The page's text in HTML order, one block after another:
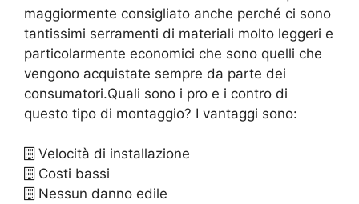
maggiormente consigliato anche perché ci sono
tantissimi serramenti di materiali molto leggeri e
particolarmente economici che sono quelli che
vengono acquistate sempre da parte dei
consumatori.Quali sono i pro e i contro di
questo tipo di montaggio? I vantaggi sono:
Velocità di installazione
Costi bassi
Nessun danno edile